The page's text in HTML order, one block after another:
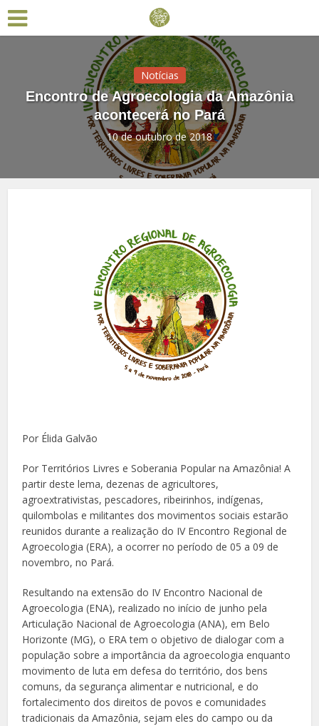
Notícias
Encontro de Agroecologia da Amazônia
acontecerá no Pará
10 de outubro de 2018
Por Élida Galvão
Por Territórios Livres e Soberania Popular na Amazônia! A
partir deste lema, dezenas de agricultores,
agroextrativistas, pescadores, ribeirinhos, indígenas,
quilombolas e militantes dos movimentos sociais estarão
reunidos durante a realização do IV Encontro Regional de
Agroecologia (ERA), a ocorrer no período de 05 a 09 de
novembro, no Pará.
Resultando na extensão do IV Encontro Nacional de
Agroecologia (ENA), realizado no início de junho pela
Articulação Nacional de Agroecologia (ANA), em Belo
Horizonte (MG), o ERA tem o objetivo de dialogar com a
população sobre a importância da agroecologia enquanto
movimento de luta em defesa do território, dos bens
comuns, da segurança alimentar e nutricional, e do
fortalecimento dos direitos de povos e comunidades
tradicionais da Amazônia, sejam eles do campo ou da